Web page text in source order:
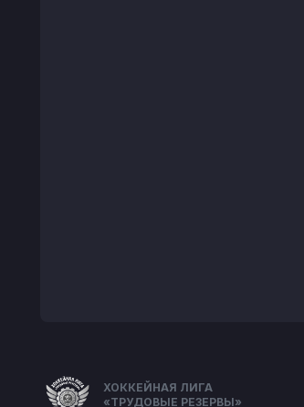
ХОККЕЙНАЯ ЛИГА
«ТРУДОВЫЕ РЕЗЕРВЫ»